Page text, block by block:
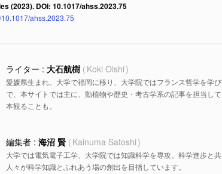
(2023). DOI: 10.1017/ahss.2023.75
ahss.2023.75
大石航樹 Koki Oishi
愛媛県生まれ。大学で福岡に移り、大学院ではフランス哲学を学
で、本サイトでは主に、動植物や歴史・考古学系の記事を担当し
本観ることも。
海沼 賢 Kainuma Satoshi
大学では電気電子工学、大学院では知識科学を専攻。科学進歩と
人々が科学知識とふれあう場の創出を目指しています。